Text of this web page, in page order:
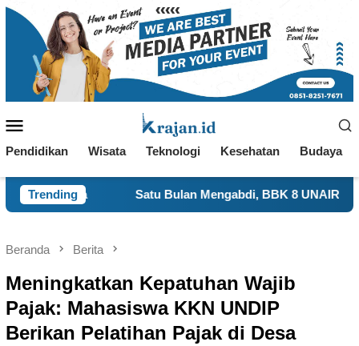
Loncat
Mobile
Pendidikan Wisata Teknologi Kesehatan Budaya
Trending
Satu Bulan Mengabdi, BBK 8 UNAIR Tampilkan Capaian
Beranda Berita
Meningkatkan Kepatuhan Wajib
Pajak: Mahasiswa KKN UNDIP
Berikan Pelatihan Pajak di Desa